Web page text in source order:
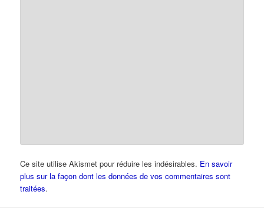
Ce site utilise Akismet pour réduire les indésirables. En savoir
plus sur la façon dont les données de vos commentaires sont
traitées.